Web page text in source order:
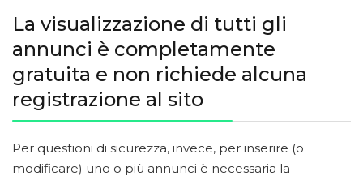
La visualizzazione di tutti gli
annunci è completamente
gratuita e non richiede alcuna
registrazione al sito
Per questioni di sicurezza, invece, per inserire (o
modificare) uno o più annunci è necessaria la